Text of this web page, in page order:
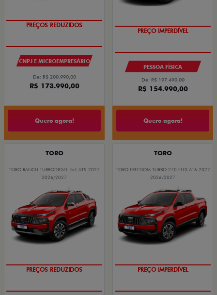
PREÇOS REDUZIDOS
CNPJ E MICROEMPRESÁRIO
De: R$ 200.990,00
R$ 173.990,00
Quero agora!
PREÇO IMPERDÍVEL
PESSOA FÍSICA
De: R$ 197.490,00
R$ 154.990,00
Quero agora!
TORO
TORO RANCH TURBODIESEL 4x4 AT9 2027
2026/2027
PREÇOS REDUZIDOS
TORO
TORO FREEDOM TURBO 270 FLEX AT6 2027
2026/2027
PREÇO IMPERDÍVEL